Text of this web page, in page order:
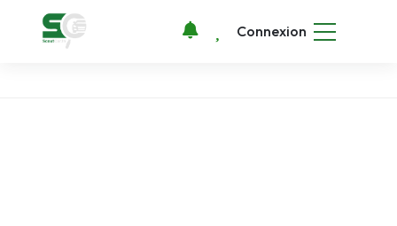
Connexion